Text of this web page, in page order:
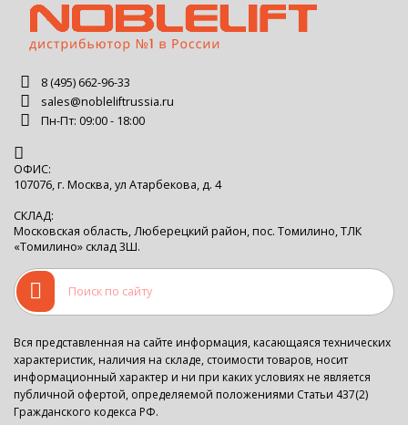
8 (495) 662-96-33
sales@nobleliftrussia.ru
Пн-Пт: 09:00 - 18:00
ОФИС:
107076, г. Москва, ул Атарбекова, д. 4
СКЛАД:
Московская область, Люберецкий район, пос. Томилино, ТЛК
«Томилино» склад 3Ш.
Вся представленная на сайте информация, касающаяся технических
характеристик, наличия на складе, стоимости товаров, носит
информационный характер и ни при каких условиях не является
публичной офертой, определяемой положениями Статьи 437(2)
Гражданского кодекса РФ.